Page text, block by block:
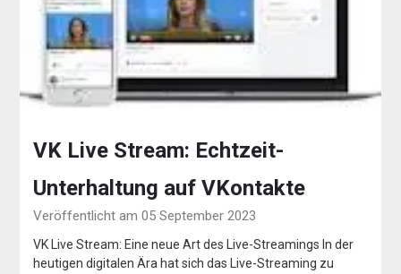
VK Live Stream: Echtzeit-
Unterhaltung auf VKontakte
Veröffentlicht am 05 September 2023
VK Live Stream: Eine neue Art des Live-Streamings In der
heutigen digitalen Ära hat sich das Live-Streaming zu